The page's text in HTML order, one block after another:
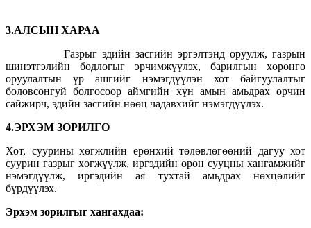
3.АЛСЫН ХАРАА
Газрыг эдийн засгийн эргэлтэнд оруулж, газрын
шинэтгэлийн бодлогыг эрчимжүүлэх, барилгын хөрөнгө
оруулалтын үр ашгийг нэмэгдүүлэн хот байгуулалтыг
боловсонгуй болгосоор аймгийн хүн амын амьдрах орчин
сайжирч, эдийн засгийн нөөц чадавхийг нэмэгдүүлэх.
4.ЭРХЭМ ЗОРИЛГО
Хот, суурины хөгжлийн ерөнхий төлөвлөгөөний дагуу хот
суурин газрыг хөгжүүлж, иргэдийн орон сууцны хангамжийг
нэмэгдүүлж, иргэдийн ая тухтай амьдрах нөхцөлийг
бүрдүүлэх.
Эрхэм зорилгыг хангахдаа: